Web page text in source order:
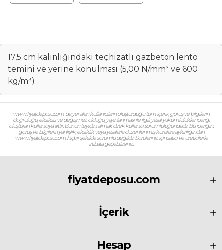
17,5 cm kalınlığındaki teçhizatlı gazbeton lento
temini ve yerine konulması (5,00 N/mm² ve 600
kg/m³)
www.fiyatdeposu.com ‘da yer alan kullanıcıların oluşturduğu tüm içerik, görüş ve bilgilerin
doğruluğu, eksiksiz ve değişmez olduğu, yayınlanması ile ilgili yasal yükümlülükler içeriği
oluşturan kullanıcıya aittir. Bunun teyidini almak direk kullanıcı sorumluluğundadır. Bu içeriğin,
görüş ve bilgilerin yanlışlık, eksiklik veya yasalarla düzenlenmiş kurallara aykırılığından
www.fiyatdeposu.com hiçbir şekilde sorumlu değildir. Sorularınız için satıcı ve üreticilerle
irtibata geçebilirsiniz.
fiyatdeposu.com
İçerik
Hesap